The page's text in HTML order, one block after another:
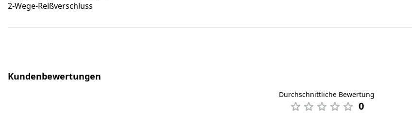
2-Wege-Reißverschluss
Kundenbewertungen
Durchschnittliche Bewertung
0